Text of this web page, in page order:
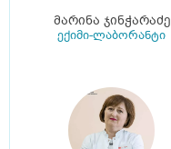
მარინა ჯინჭარაძე
ექიმი-ლაბორანტი